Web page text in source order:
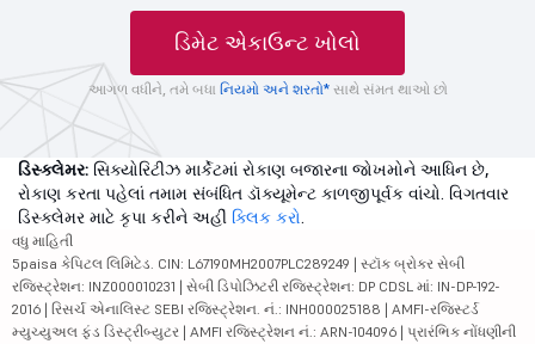
ડિમેટ એકાઉન્ટ ખોલો
આગળ વધીને, તમે બધા નિયમો અને શરતો*સાથે સંમત થાઓ છો
ડિસ્ક્લેમર: સિક્યોરિટીઝ માર્કેટમાં રોકાણ બજારના જોખમોને આધિન છે,
રોકાણ કરતા પહેલાં તમામ સંબંધિત ડૉક્યૂમેન્ટ કાળજીપૂર્વક વાંચો. વિગતવાર
ડિસ્ક્લેમર માટે કૃપા કરીને અહીં ક્લિક કરો.
વધુ માહિતી
5paisa કેપિટલ લિમિટેડ. CIN: L67190MH2007PLC289249 | સ્ટૉક બ્રોકર સેબી
રજિસ્ટ્રેશન: INZ000010231 | સેબી ડિપોઝિટરી રજિસ્ટ્રેશન: DP CDSL માં: IN-DP-192-
2016 | રિસર્ચ એનાલિસ્ટ SEBI રજિસ્ટ્રેશન. નં.: INH000025188 | AMFI-રજિસ્ટર્ડ
મ્યુચ્યુઅલ ફંડ ડિસ્ટ્રીબ્યુટર | AMFI રજિસ્ટ્રેશન નં.: ARN-104096 | પ્રારંભિક નોંધણીની